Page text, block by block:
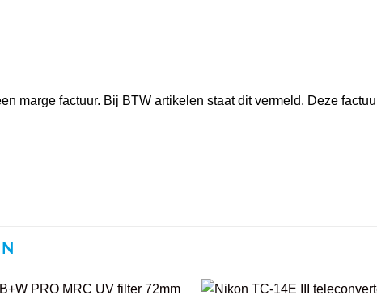
marge factuur. Bij BTW artikelen staat dit vermeld. Deze